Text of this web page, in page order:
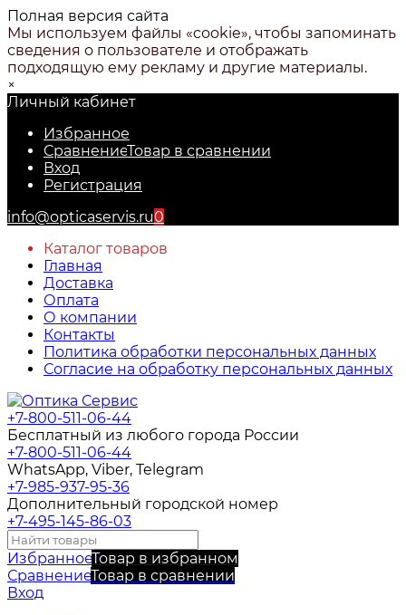
Полная версия сайта
Мы используем файлы «cookie», чтобы запоминать
сведения о пользователе и отображать
подходящую ему рекламу и другие материалы.
×
Личный кабинет
Избранное
СравнениеТовар в сравнении
Вход
Регистрация
info@opticaservis.ru0
Каталог товаров
Главная
Доставка
Оплата
О компании
Контакты
Политика обработки персональных данных
Согласие на обработку персональных данных
+7-800-511-06-44
Бесплатный из любого города России
+7-800-511-06-44
WhatsApp, Viber, Telegram
+7-985-937-95-36
Дополнительный городской номер
+7-495-145-86-03
ИзбранноеТовар в избранном
СравнениеТовар в сравнении
Вход